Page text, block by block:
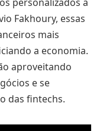
Fakhoury, essas
mais
a economia.
aproveitando
e se
das fintechs.